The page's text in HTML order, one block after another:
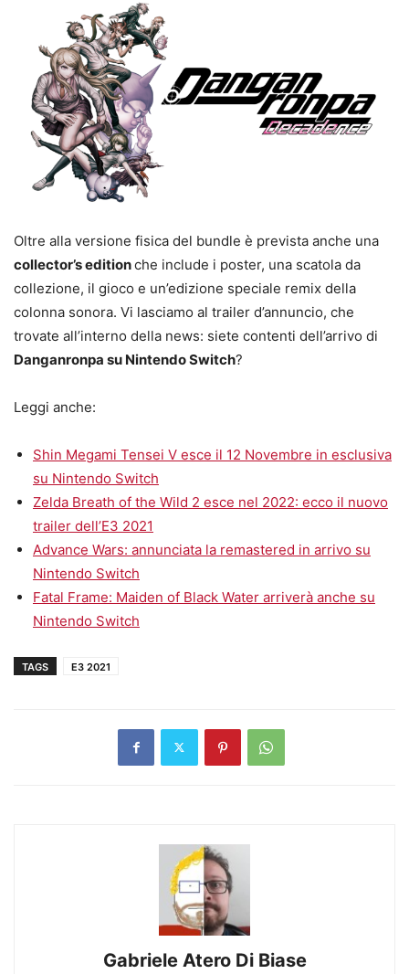
Oltre alla versione fisica del bundle è prevista anche una
collector’s editionche include i poster, una scatola da
collezione, il gioco e un’edizione speciale remix della
colonna sonora. Vi lasciamo al trailer d’annuncio, che
trovate all’interno della news: siete contenti dell’arrivo di
Danganronpa su Nintendo Switch?
Leggi anche:
Shin Megami Tensei V esce il 12 Novembre in esclusiva
su Nintendo Switch
Zelda Breath of the Wild 2 esce nel 2022: ecco il nuovo
trailer dell’E3 2021
Advance Wars: annunciata la remastered in arrivo su
Nintendo Switch
Fatal Frame: Maiden of Black Water arriverà anche su
Nintendo Switch
TAGS E3 2021
Gabriele Atero Di Biase